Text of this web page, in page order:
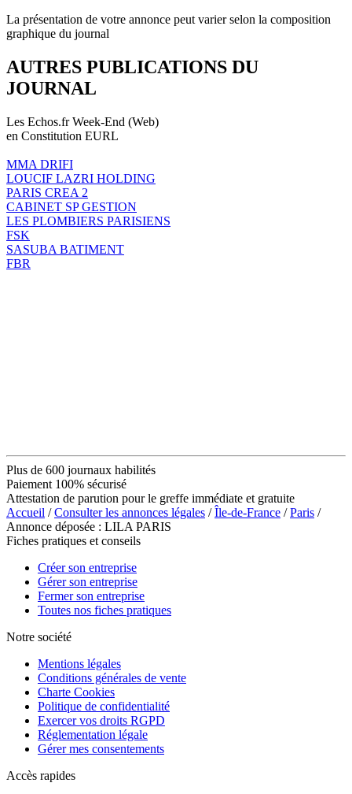
La présentation de votre annonce peut varier selon la composition
graphique du journal
AUTRES PUBLICATIONS DU
JOURNAL
Les Echos.fr Week-End (Web)
en Constitution EURL
MMA DRIFI
LOUCIF LAZRI HOLDING
PARIS CREA 2
CABINET SP GESTION
LES PLOMBIERS PARISIENS
FSK
SASUBA BATIMENT
FBR
Plus de 600 journaux habilités
Paiement 100% sécurisé
Attestation de parution pour le greffe immédiate et gratuite
Accueil /Consulter les annonces légales /Île-de-France /Paris /
Annonce déposée : LILA PARIS
Fiches pratiques et conseils
Créer son entreprise
Gérer son entreprise
Fermer son entreprise
Toutes nos fiches pratiques
Notre société
Mentions légales
Conditions générales de vente
Charte Cookies
Politique de confidentialité
Exercer vos droits RGPD
Réglementation légale
Gérer mes consentements
Accès rapides